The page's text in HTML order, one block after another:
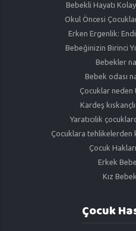
Bebekli Hayatı
Okul Öncesi
Erken Ergenlik:
Bebeğinizin Birinci
Bebekler
Bebek odası
Çocuklar neden
Kardeş
Yaratıcılık
Çocuklara tehlikelerden
Çocuk
Erkek
Kız
Çocuk